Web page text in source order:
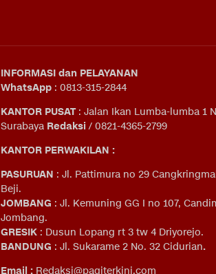
INFORMASI dan PELAYANAN
WhatsApp : 0813-315-2844
KANTOR PUSAT: Jalan Ikan Lumba-lumba 1
Surabaya Redaksi / 0821-4365-2799
KANTOR PERWAKILAN :
PASURUAN : Jl. Pattimura no 29
Beji.
JOMBANG : Jl. Kemuning GG I no 107,
Jombang.
GRESIK : Dusun Lopang rt 3 tw 4 Driyorejo.
BANDUNG : Jl. Sukarame 2 No. 32 Cidurian.
Email : Redaksi@pagiterkini.com